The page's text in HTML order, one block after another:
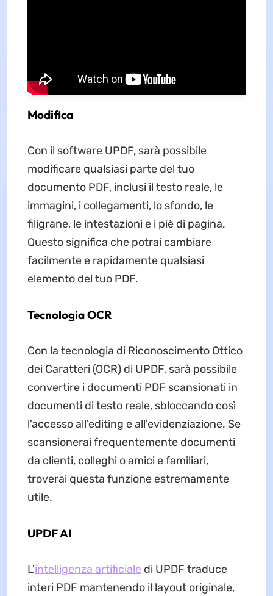
Modifica
Con il software UPDF, sarà possibile
modificare qualsiasi parte del tuo
documento PDF, inclusi il testo reale, le
immagini, i collegamenti, lo sfondo, le
filigrane, le intestazioni e i piè di pagina.
Questo significa che potrai cambiare
facilmente e rapidamente qualsiasi
elemento del tuo PDF.
Tecnologia OCR
Con la tecnologia di Riconoscimento Ottico
dei Caratteri (OCR) di UPDF, sarà possibile
convertire i documenti PDF scansionati in
documenti di testo reale, sbloccando così
l'accesso all'editing e all'evidenziazione. Se
scansionerai frequentemente documenti
da clienti, colleghi o amici e familiari,
troverai questa funzione estremamente
utile.
UPDF AI
L'intelligenza artificiale di UPDF traduce
interi PDF mantenendo il layout originale,